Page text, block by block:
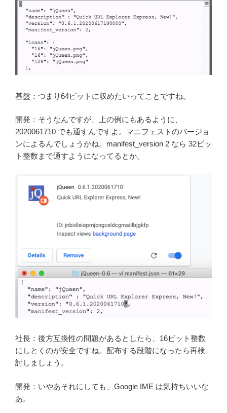
基盤：つまり64ビットに収めたいってことですね。
開発：そうなんですが、上の例にもあるように、
2020061710 でも通すんですよ。マニフェストのバージョ
ンによるんでしょうかね。manifest_version 2 なら 32ビッ
ト整数まで通すようになってるとか。
社長：後方互換性の問題があるとしたら、16ビット整数
にしとくのが安全ですね。配布する段階になったら再検
討しましょう。
開発：いやあそれにしても、Google IME は気持ちいいな
あ。